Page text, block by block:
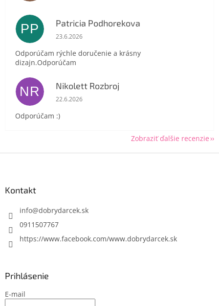
PP Patricia Podhorekova
Hodnotenie obchodu je 5 z 5 hviezdičiek.
23.6.2026
Odporúčam rýchle doručenie a krásny
dizajn.Odporúčam
NR Nikolett Rozbroj
Hodnotenie obchodu je 5 z 5 hviezdičiek.
22.6.2026
Odporúčam :)
Zobraziť ďalšie recenzie
Kontakt
info@dobrydarcek.sk
0911507767
https://www.facebook.com/www.dobrydarcek.sk
Prihlásenie
E-mail